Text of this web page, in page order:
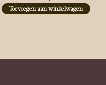
Toevoegen aan winkelwagen